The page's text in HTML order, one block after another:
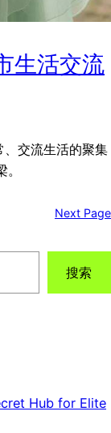
生活交流
交流生活的聚集
Next Page
搜索
Hub for Elite